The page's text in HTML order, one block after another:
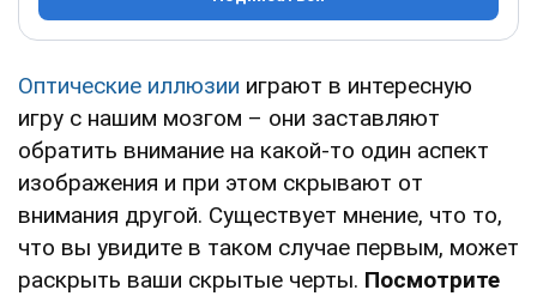
Оптические иллюзии играют в интересную
игру с нашим мозгом – они заставляют
обратить внимание на какой-то один аспект
изображения и при этом скрывают от
внимания другой. Существует мнение, что то,
что вы увидите в таком случае первым, может
раскрыть ваши скрытые черты. Посмотрите